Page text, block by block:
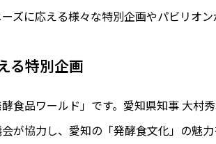
ズに応える様々な特別企画やパビリオン
る特別企画
食品ワールド」です。愛知県知事 大村
会が協力し、愛知の「発酵食文化」の魅